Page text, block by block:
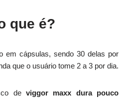
que é?
em cápsulas, sendo 30 delas por
que o usuário tome 2 a 3 por dia.
de viggor maxx dura pouco